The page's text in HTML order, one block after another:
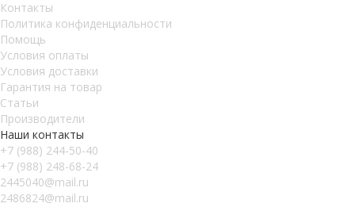
Контакты
Политика конфиденциальности
Помощь
Условия оплаты
Условия доставки
Гарантия на товар
Статьи
Производители
Наши контакты
+7 (988) 244-50-40
+7 (988) 248-68-24
2445040@mail.ru
2486824@mail.ru